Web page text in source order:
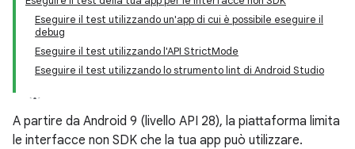
Eseguire il test utilizzando un'app di cui è possibile eseguire il
debug
Eseguire il test utilizzando l'API StrictMode
Eseguire il test utilizzando lo strumento lint di Android Studio
A partire da Android 9 (livello API 28), la piattaforma limita
le interfacce non SDK che la tua app può utilizzare.